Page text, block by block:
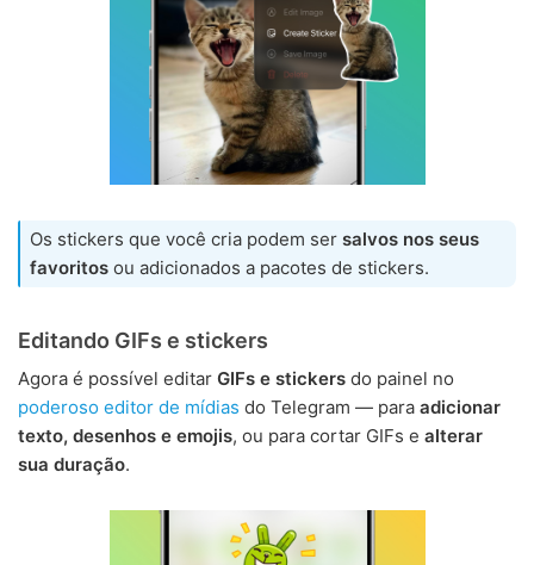
Os stickers que você cria podem ser salvos nos seus
favoritos ou adicionados a pacotes de stickers.
Editando GIFs e stickers
Agora é possível editar GIFs e stickers do painel no
poderoso editor de mídias do Telegram — para adicionar
texto, desenhos e emojis, ou para cortar GIFs e alterar
sua duração.